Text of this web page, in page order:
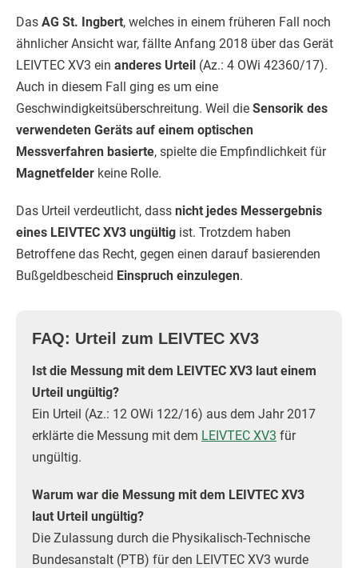
Das AG St. Ingbert, welches in einem früheren Fall noch
ähnlicher Ansicht war, fällte Anfang 2018 über das Gerät
LEIVTEC XV3 ein anderes Urteil (Az.: 4 OWi 42360/17).
Auch in diesem Fall ging es um eine
Geschwindigkeitsüberschreitung. Weil die Sensorik des
verwendeten Geräts auf einem optischen
Messverfahren basierte, spielte die Empfindlichkeit für
Magnetfelder keine Rolle.
Das Urteil verdeutlicht, dass nicht jedes Messergebnis
eines LEIVTEC XV3 ungültig ist. Trotzdem haben
Betroffene das Recht, gegen einen darauf basierenden
Bußgeldbescheid Einspruch einzulegen.
FAQ: Urteil zum LEIVTEC XV3
Ist die Messung mit dem LEIVTEC XV3 laut einem
Urteil ungültig?
Ein Urteil (Az.: 12 OWi 122/16) aus dem Jahr 2017
erklärte die Messung mit dem LEIVTEC XV3 für
ungültig.
Warum war die Messung mit dem LEIVTEC XV3
laut Urteil ungültig?
Die Zulassung durch die Physikalisch-Technische
Bundesanstalt (PTB) für den LEIVTEC XV3 wurde